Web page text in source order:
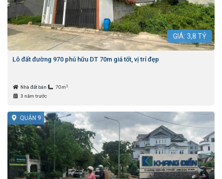
GIÁ: 3,8 TỶ
Lô đất đường 970 phú hữu DT 70m giá tốt, vị trí đẹp
Nhà đất bán 70m 2
3 năm trước
QUẬN 9